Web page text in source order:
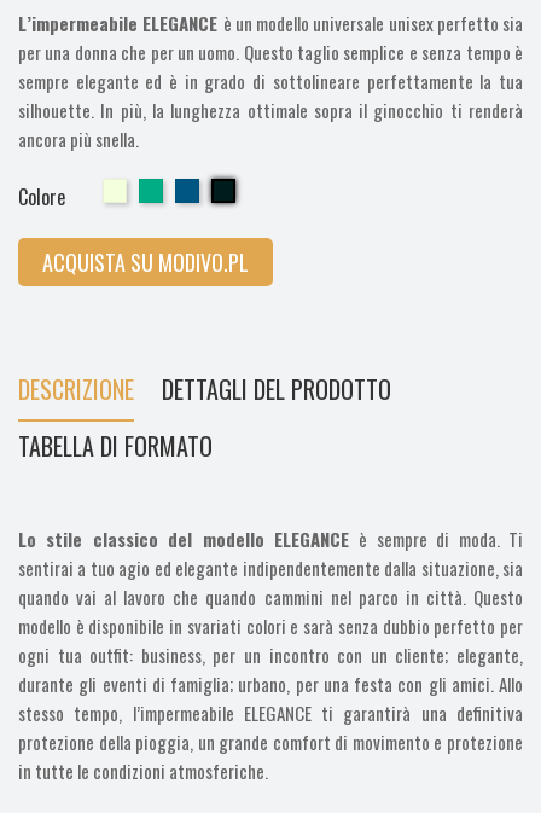
L’impermeabile ELEGANCE è un modello universale unisex perfetto sia
per una donna che per un uomo. Questo taglio semplice e senza tempo è
sempre elegante ed è in grado di sottolineare perfettamente la tua
silhouette. In più, la lunghezza ottimale sopra il ginocchio ti renderà
ancora più snella.
Colore
ACQUISTA SU MODIVO.PL
DESCRIZIONE
DETTAGLI DEL PRODOTTO
TABELLA DI FORMATO
Lo stile classico del modello ELEGANCE è sempre di moda. Ti
sentirai a tuo agio ed elegante indipendentemente dalla situazione, sia
quando vai al lavoro che quando cammini nel parco in città. Questo
modello è disponibile in svariati colori e sarà senza dubbio perfetto per
ogni tua outfit: business, per un incontro con un cliente; elegante,
durante gli eventi di famiglia; urbano, per una festa con gli amici. Allo
stesso tempo, l’impermeabile ELEGANCE ti garantirà una definitiva
protezione della pioggia, un grande comfort di movimento e protezione
in tutte le condizioni atmosferiche.